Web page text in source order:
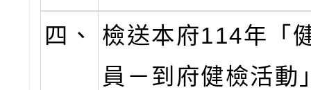
四、
檢送本府114年「
員－到府健檢活動